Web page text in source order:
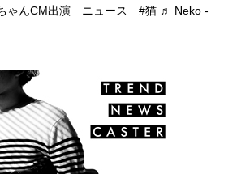
ゃんCM出演 ニュース #猫 ♬ Neko -